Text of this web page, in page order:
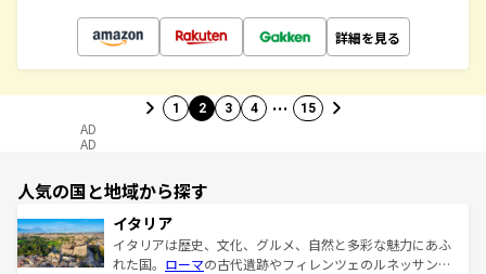
詳細を見る
1 2 3 4 … 15
AD
AD
人気の国と地域から探す
イタリア
イタリアは歴史、文化、グルメ、自然と多彩な魅力にあふ
れた国。 ローマの古代遺跡やフィレンツェのルネッサンス